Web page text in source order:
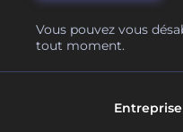
Vous pouvez vous
tout moment.
Entreprise